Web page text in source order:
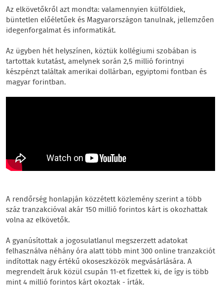
Az elkövetőkről azt mondta: valamennyien külföldiek,
büntetlen előéletűek és Magyarországon tanulnak, jellemzően
idegenforgalmat és informatikát.
Az ügyben hét helyszínen, köztük kollégiumi szobában is
tartottak kutatást, amelynek során 2,5 millió forintnyi
készpénzt találtak amerikai dollárban, egyiptomi fontban és
magyar forintban.
A rendőrség honlapján közzétett közlemény szerint a több
száz tranzakcióval akár 150 millió forintos kárt is okozhattak
volna az elkövetők.
A gyanúsítottak a jogosulatlanul megszerzett adatokat
felhasználva néhány óra alatt több mint 300 online tranzakciót
indítottak nagy értékű okoseszközök megvásárlására. A
megrendelt áruk közül csupán 11-et fizettek ki, de így is több
mint 4 millió forintos kárt okoztak - írták.